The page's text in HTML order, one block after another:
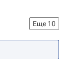
Еще 10